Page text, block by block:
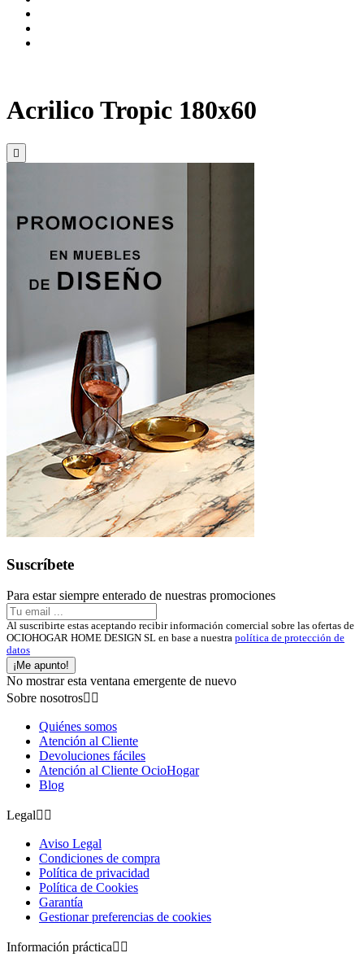
Acrilico Tropic 180x60

Suscríbete
Para estar siempre enterado de nuestras promociones
Al suscribirte estas aceptando recibir información comercial sobre las ofertas de
OCIOHOGAR HOME DESIGN SL en base a nuestra política de protección de
datos
¡Me apunto!
No mostrar esta ventana emergente de nuevo
Sobre nosotros 
Quiénes somos
Atención al Cliente
Devoluciones fáciles
Atención al Cliente OcioHogar
Blog
Legal 
Aviso Legal
Condiciones de compra
Política de privacidad
Política de Cookies
Garantía
Gestionar preferencias de cookies
Información práctica 